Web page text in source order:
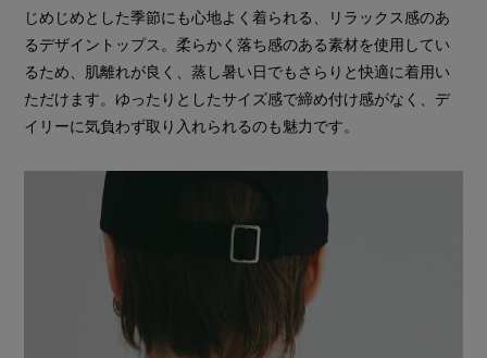
じめじめとした季節にも心地よく着られる、リラックス感のあ
るデザイントップス。柔らかく落ち感のある素材を使用してい
るため、肌離れが良く、蒸し暑い日でもさらりと快適に着用い
ただけます。ゆったりとしたサイズ感で締め付け感がなく、デ
イリーに気負わず取り入れられるのも魅力です。